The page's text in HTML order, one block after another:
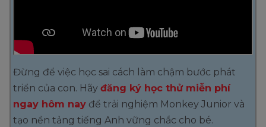
Đừng để việc học sai cách làm chậm bước phát
triển của con. Hãy đăng ký học thử miễn phí
ngay hôm nay để trải nghiệm Monkey Junior và
tạo nền tảng tiếng Anh vững chắc cho bé.